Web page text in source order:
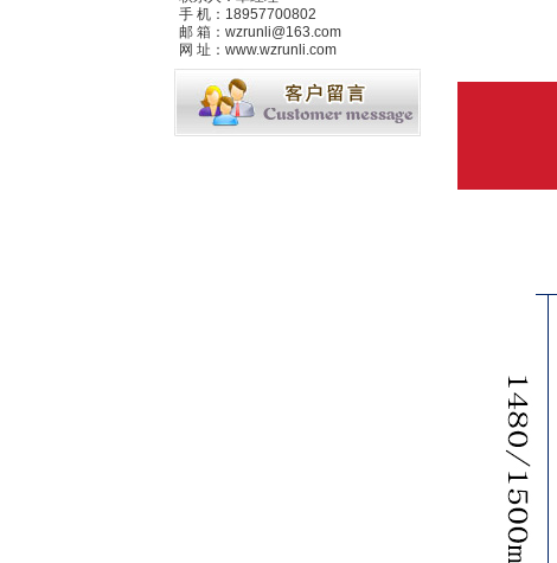
手 机：18957700802
邮 箱：wzrunli@163.com
网 址：www.wzrunli.com